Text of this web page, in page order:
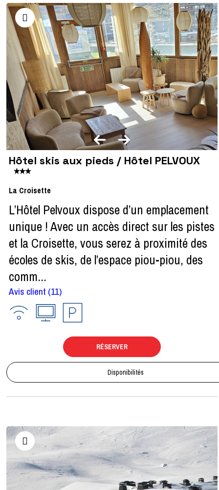
Hôtel skis aux pieds / Hôtel PELVOUX
La Croisette
L’Hôtel Pelvoux dispose d’un emplacement
unique ! Avec un accès direct sur les pistes
et la Croisette, vous serez à proximité des
écoles de skis, de l’espace piou-piou, des
comm...
Avis client (11)
RÉSERVER
Disponibilités